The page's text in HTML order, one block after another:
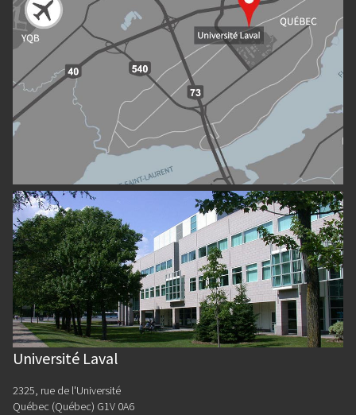
Université Laval
2325, rue de l'Université
Québec (Québec) G1V 0A6